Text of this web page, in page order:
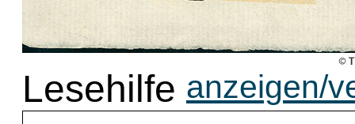
Lesehilfe anzeigen/